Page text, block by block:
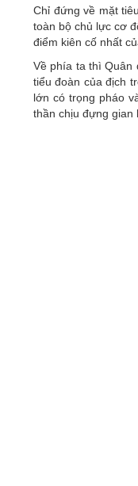
Chỉ đứng về mặt
toàn bộ chủ lực cơ
điểm kiên cố nhất
Về phía ta thì Quân
tiểu đoàn của địch
lớn có trọng pháo
thần chịu đựng gian